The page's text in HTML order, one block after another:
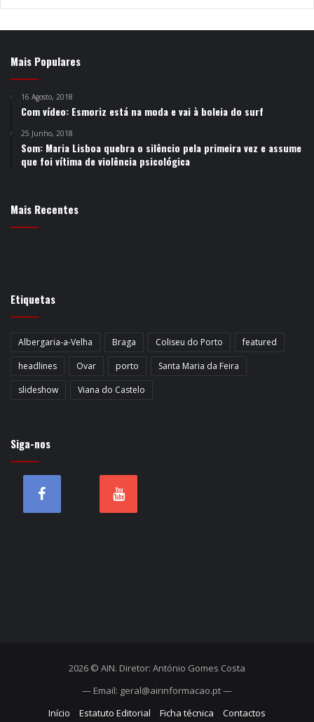
Mais Populares
16 Agosto, 2018
Com vídeo: Esmoriz está na moda e vai à boleia do surf
25 Junho, 2018
Som: Maria Lisboa quebra o silêncio pela primeira vez e assume
que foi vítima de violência psicológica
Mais Recentes
Etiquetas
Albergaria-a-Velha Braga Coliseu do Porto
featured
headlines
Ovar porto
Santa Maria da Feira
slideshow
Viana do Castelo
Siga-nos
2026 © AIN. Diretor: António Gomes Costa
— Email: geral@airinformacao.pt —
Início
Estatuto Editorial Ficha técnica Contactos